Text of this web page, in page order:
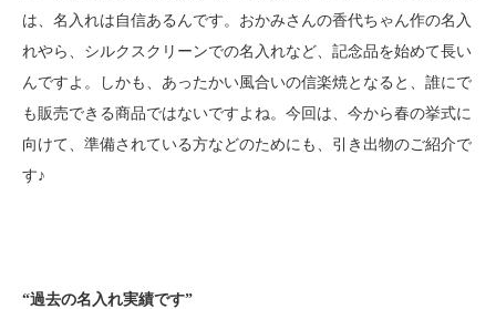
は、名入れは自信あるんです。おかみさんの香代ちゃん作の名入
れやら、シルクスクリーンでの名入れなど、記念品を始めて長い
んですよ。しかも、あったかい風合いの信楽焼となると、誰にで
も販売できる商品ではないですよね。今回は、今から春の挙式に
向けて、準備されている方などのためにも、引き出物のご紹介で
す♪
“過去の名入れ実績です”